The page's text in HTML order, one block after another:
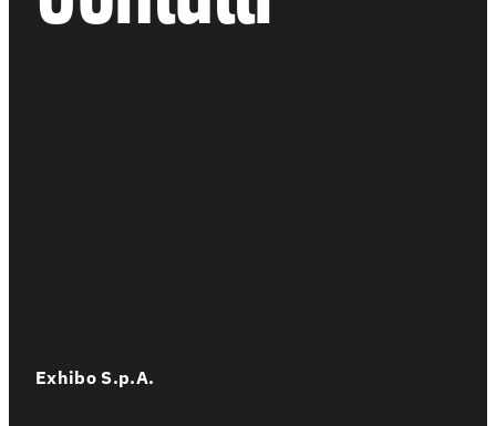
Exhibo S.p.A.